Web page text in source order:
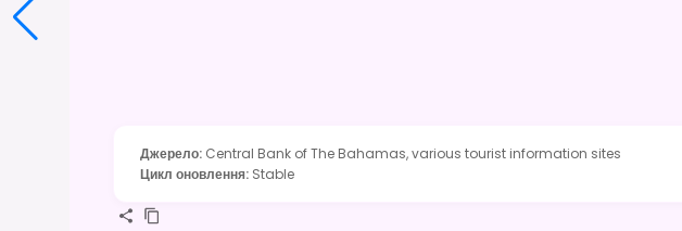
Джерело: Central Bank of The Bahamas, various tourist information sites
Цикл оновлення: Stable